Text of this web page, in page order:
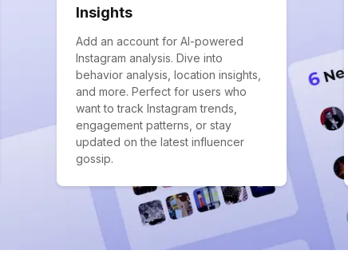
Insights
Add an account for AI-powered
Instagram analysis. Dive into
behavior analysis, location insights,
and more. Perfect for users who
want to track Instagram trends,
engagement patterns, or stay
updated on the latest influencer
gossip.